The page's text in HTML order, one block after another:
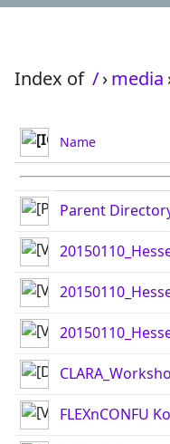
Index of /›media
Name
Parent
FLEXnCONFU